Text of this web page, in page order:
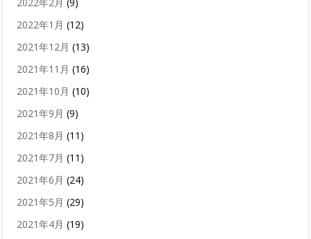
2022年2月 (9)
2022年1月 (12)
2021年12月 (13)
2021年11月 (16)
2021年10月 (10)
2021年9月 (9)
2021年8月 (11)
2021年7月 (11)
2021年6月 (24)
2021年5月 (29)
2021年4月 (19)